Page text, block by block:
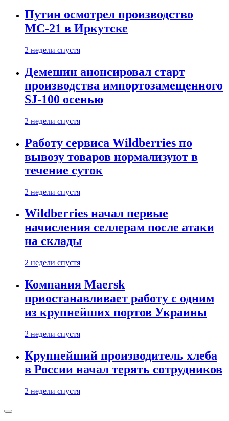
Путин осмотрел производство
МС-21 в Иркутске
2 недели спустя
Демешин анонсировал старт
производства импортозамещенного
SJ-100 осенью
2 недели спустя
Работу сервиса Wildberries по
вывозу товаров нормализуют в
течение суток
2 недели спустя
Wildberries начал первые
начисления селлерам после атаки
на склады
2 недели спустя
Компания Maersk
приостанавливает работу с одним
из крупнейших портов Украины
2 недели спустя
Крупнейший производитель хлеба
в России начал терять сотрудников
2 недели спустя